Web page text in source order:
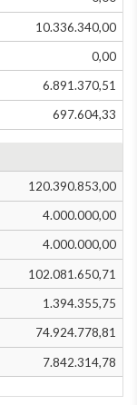
10.336.340,00
0,00
6.891.370,51
697.604,33
120.390.853,00
4.000.000,00
4.000.000,00
102.081.650,71
1.394.355,75
74.924.778,81
7.842.314,78